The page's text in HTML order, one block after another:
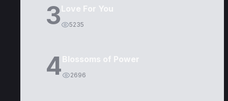
3Love For You
5235
4Blossoms of Power
2696